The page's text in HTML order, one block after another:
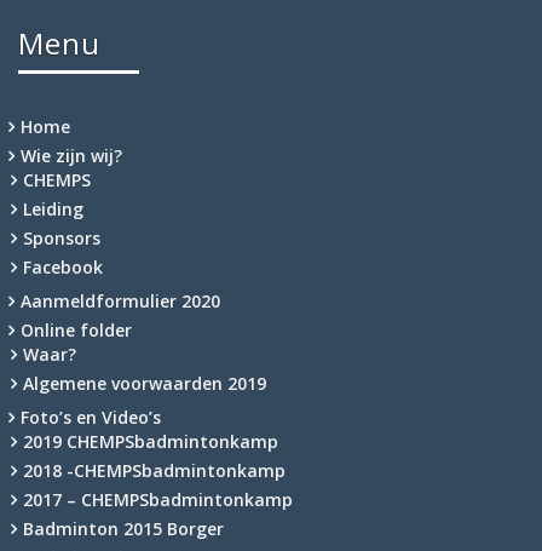
Menu
Home
Wie zijn wij?
CHEMPS
Leiding
Sponsors
Facebook
Aanmeldformulier 2020
Online folder
Waar?
Algemene voorwaarden 2019
Foto’s en Video’s
2019 CHEMPSbadmintonkamp
2018 -CHEMPSbadmintonkamp
2017 – CHEMPSbadmintonkamp
Badminton 2015 Borger